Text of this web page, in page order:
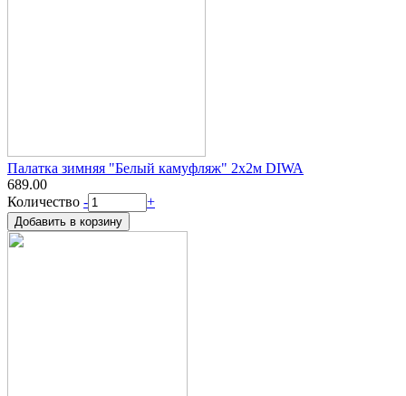
Палатка зимняя "Белый камуфляж" 2х2м DIWA
689.00
Количество - +